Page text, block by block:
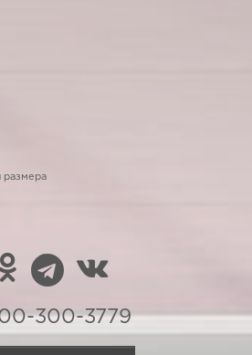
размера
300-3779